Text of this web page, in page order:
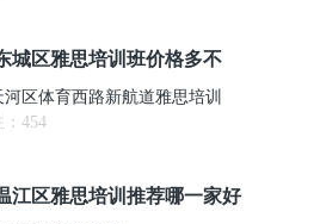
城区雅思培训班价格多不
河区体育西路新航道雅思培训
454
江区雅思培训推荐哪一家好